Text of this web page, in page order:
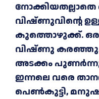
നോക്കിയതല്ലാതെ
വിഷ്ണുവിന്റെ
കുത്തൊഴുക്ക്.
വിഷ്ണു കരഞ്ഞു.
അടക്കം പുണർന്നു.
ഇന്നലെ വരെ
പെൺകുട്ടി,